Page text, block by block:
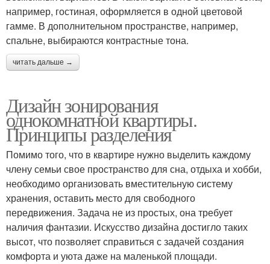
например, гостиная, оформляется в одной цветовой
гамме. В дополнительном пространстве, например,
спальне, выбираются контрастные тона.
читать дальше →
Дизайн зонирования
однокомнатной квартиры.
Принципы разделения
Помимо того, что в квартире нужно выделить каждому
члену семьи свое пространство для сна, отдыха и хобби,
необходимо организовать вместительную систему
хранения, оставить место для свободного
передвижения. Задача не из простых, она требует
наличия фантазии. Искусство дизайна достигло таких
высот, что позволяет справиться с задачей создания
комфорта и уюта даже на маленькой площади.